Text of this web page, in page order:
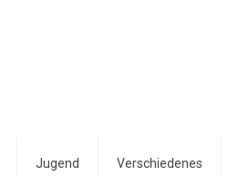
Jugend Verschiedenes